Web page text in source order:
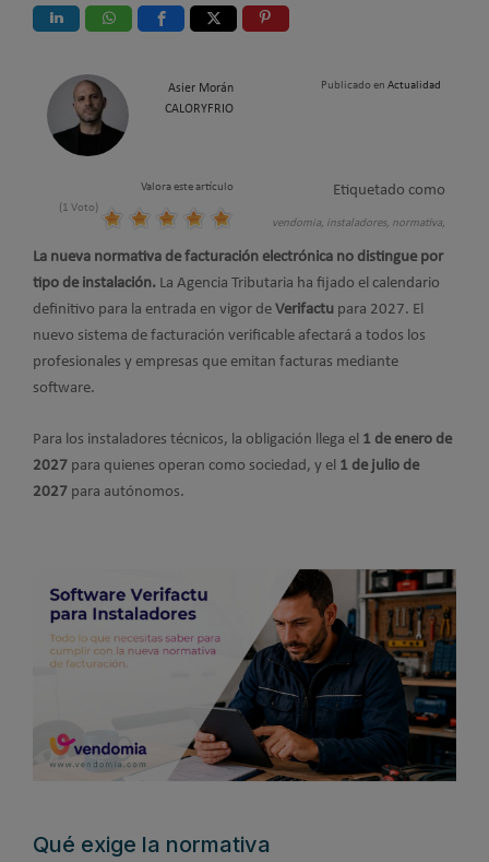
Asier Morán
CALORYFRIO
Publicado en Actualidad
Valora este artículo
(1 Voto)
Etiquetado como
vendomia, instaladores, normativa,
La nueva normativa de facturación electrónica no distingue por
tipo de instalación. La Agencia Tributaria ha fijado el calendario
definitivo para la entrada en vigor de Verifactu para 2027. El
nuevo sistema de facturación verificable afectará a todos los
profesionales y empresas que emitan facturas mediante
software.
Para los instaladores técnicos, la obligación llega el 1 de enero de
2027 para quienes operan como sociedad, y el 1 de julio de
2027 para autónomos.
Qué exige la normativa